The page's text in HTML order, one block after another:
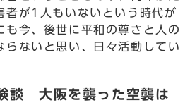
者が1人もいないという時代が
も今、後世に平和の尊さと人の
らないと思い、日々活動してい
談 大阪を襲った空襲は